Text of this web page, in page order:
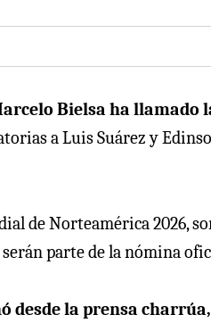
Bielsa ha llamado
a Luis Suárez y
de Norteamérica 2026,
parte de la nómina
desde la prensa charrúa,